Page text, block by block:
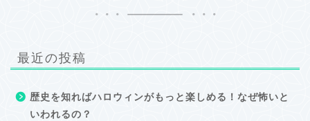
最近の投稿
歴史を知ればハロウィンがもっと楽しめる！なぜ怖いと
いわれるの？